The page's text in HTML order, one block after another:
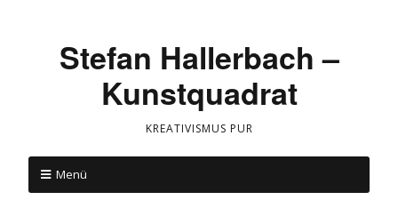
Stefan Hallerbach –
Kunstquadrat
KREATIVISMUS PUR
Menü